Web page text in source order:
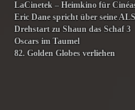
LaCinetek – Heimkino für
Eric Dane spricht über seine
Drehstart zu Shaun das Schaf 3
Oscars im Taumel
82. Golden Globes verliehen